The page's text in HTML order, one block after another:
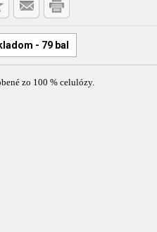
- 79 bal
zo 100 % celulózy.